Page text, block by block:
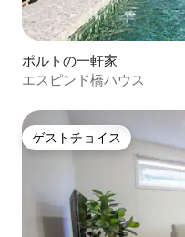
ポルトの一軒家
エスピンド橋ハウス
ゲストチョイス
ゲストチョイス